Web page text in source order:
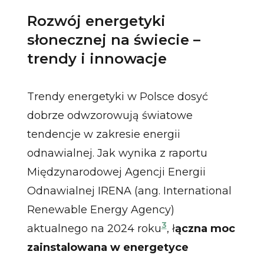
Rozwój energetyki
słonecznej na świecie –
trendy i innowacje
Trendy energetyki w Polsce dosyć
dobrze odwzorowują światowe
tendencje w zakresie energii
odnawialnej. Jak wynika z raportu
Międzynarodowej Agencji Energii
Odnawialnej IRENA (ang. International
Renewable Energy Agency)
aktualnego na 2024 roku3, łączna moc
zainstalowana w energetyce